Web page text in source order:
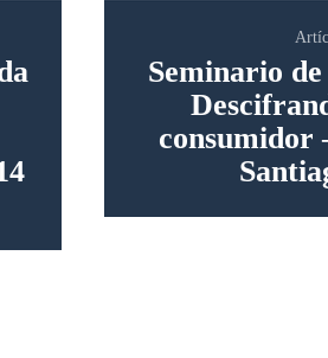
Seminario
consumidor